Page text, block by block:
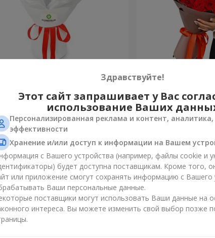
из 11 красных роз
Заказать
Букет в упаковке
2 374 грн
Здравствуйте!
Этот сайт запрашивает у Вас
использование Ваших
Персонализированная реклама и контент,
эффективности
Хранение и/или доступ к информации на Вашем
с Вашего устройства (например, файлы cookie и
будет доступна поставщикам. Кроме того,
или приложение смогут сохранять информацию с Вашего
Ваши персональные данные.
поставщики могут использовать Ваши данные на
интереса. Вы можете изменить свой выбор позже